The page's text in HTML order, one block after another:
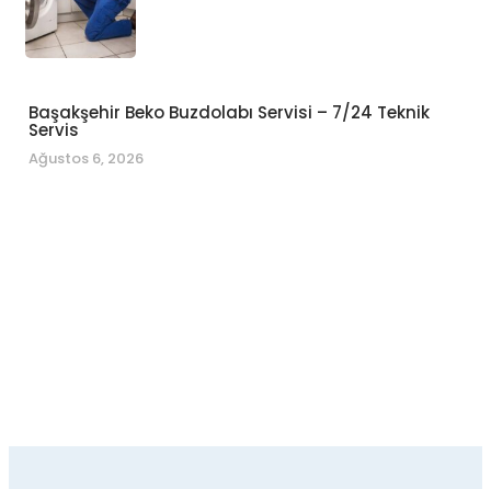
Başakşehir Beko Buzdolabı Servisi – 7/24 Teknik
Servis
Ağustos 6, 2026